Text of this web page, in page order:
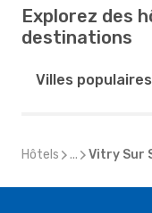
Explorez des
destinations
Villes populaires
Hôtels ... Vitry Sur